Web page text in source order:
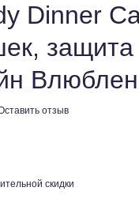
Dinner
защита
отзыв
скидки